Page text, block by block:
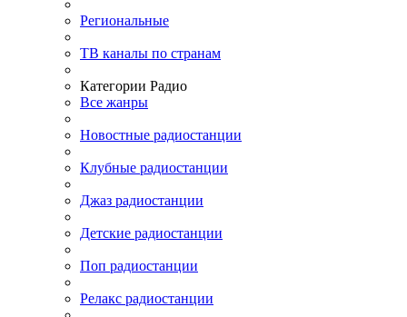
Региональные
ТВ каналы по странам
Категории Радио
Все жанры
Новостные радиостанции
Клубные радиостанции
Джаз радиостанции
Детские радиостанции
Поп радиостанции
Релакс радиостанции